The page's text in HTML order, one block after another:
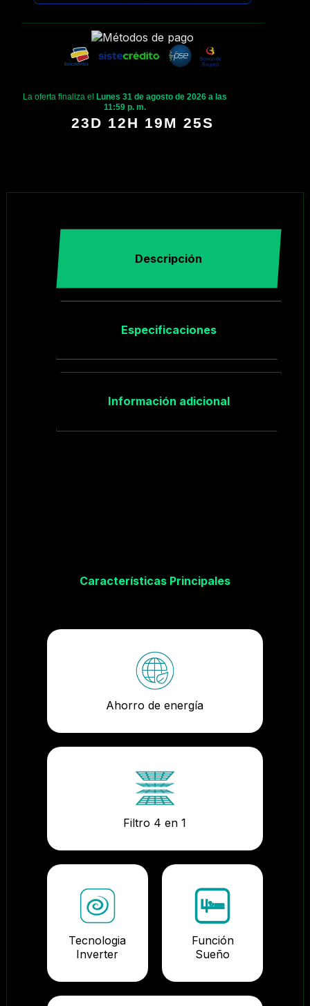
La oferta finaliza el
Lunes 31 de agosto de 2026 a las
11:59 p. m.
23D 12H 19M 24S
Descripción
Especificaciones
Información adicional
Características Principales
Ahorro de energía
Filtro 4 en 1
Tecnologia
Inverter
Función
Sueño